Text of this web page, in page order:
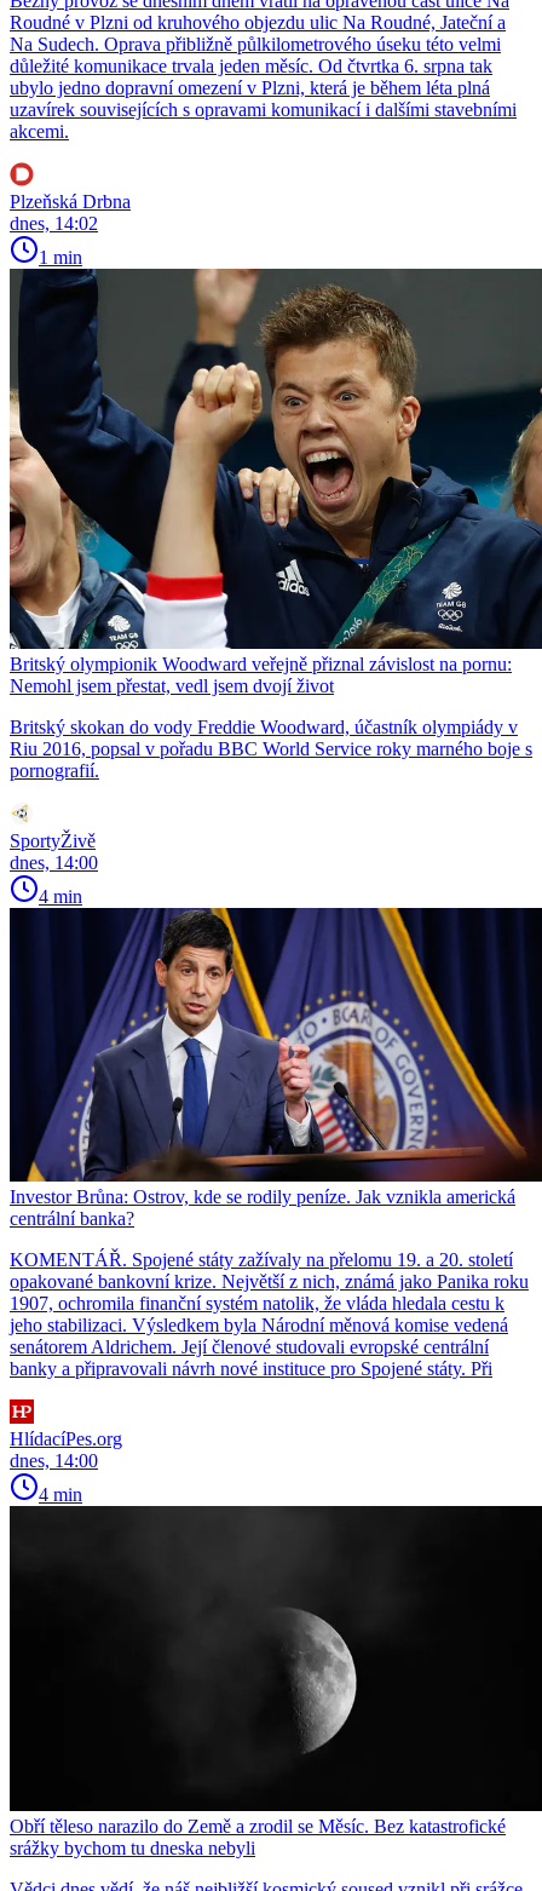
Roudné v Plzni od kruhového objezdu ulic Na Roudné, Jateční a
Na Sudech. Oprava přibližně půlkilometrového úseku této velmi
důležité komunikace trvala jeden měsíc. Od čtvrtka 6. srpna tak
ubylo jedno dopravní omezení v Plzni, která je během léta plná
uzavírek souvisejících s opravami komunikací i dalšími stavebními
akcemi.
Plzeňská Drbna
dnes, 14:02
1 min
Britský olympionik Woodward veřejně přiznal závislost na pornu:
Nemohl jsem přestat, vedl jsem dvojí život
Britský skokan do vody Freddie Woodward, účastník olympiády v
Riu 2016, popsal v pořadu BBC World Service roky marného boje s
pornografií.
SportyŽivě
dnes, 14:00
4 min
Investor Brůna: Ostrov, kde se rodily peníze. Jak vznikla americká
centrální banka?
KOMENTÁŘ. Spojené státy zažívaly na přelomu 19. a 20. století
opakované bankovní krize. Největší z nich, známá jako Panika roku
1907, ochromila finanční systém natolik, že vláda hledala cestu k
jeho stabilizaci. Výsledkem byla Národní měnová komise vedená
senátorem Aldrichem. Její členové studovali evropské centrální
banky a připravovali návrh nové instituce pro Spojené státy. Při
HlídacíPes.org
dnes, 14:00
4 min
Obří těleso narazilo do Země a zrodil se Měsíc. Bez katastrofické
srážky bychom tu dneska nebyli